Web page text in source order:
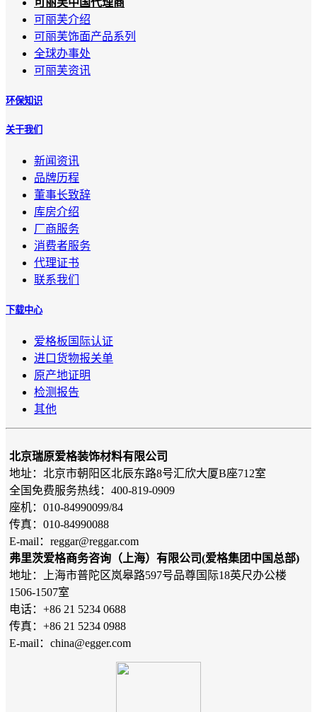
可丽芙介绍
可丽芙饰面产品系列
全球办事处
可丽芙资讯
环保知识
关于我们
新闻资讯
品牌历程
董事长致辞
库房介绍
厂商服务
消费者服务
代理证书
联系我们
下载中心
爱格板国际认证
进口货物报关单
原产地证明
检测报告
其他
北京瑞原爱格装饰材料有限公司
地址：北京市朝阳区北辰东路8号汇欣大厦B座712室
全国免费服务热线：400-819-0909
座机：010-84990099/84
传真：010-84990088
E-mail：reggar@reggar.com
弗里茨爱格商务咨询（上海）有限公司(爱格集团中国总部)
地址：上海市普陀区岚皋路597号品尊国际18英尺办公楼
1506-1507室
电话：+86 21 5234 0688
传真：+86 21 5234 0988
E-mail：china@egger.com